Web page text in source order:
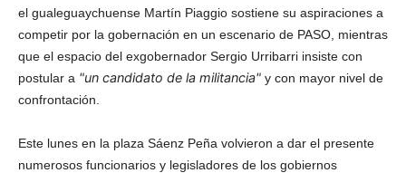
el gualeguaychuense Martín Piaggio sostiene su aspiraciones a
competir por la gobernación en un escenario de PASO, mientras
que el espacio del exgobernador Sergio Urribarri insiste con
postular a "un candidato de la militancia" y con mayor nivel de
confrontación.
Este lunes en la plaza Sáenz Peña volvieron a dar el presente
numerosos funcionarios y legisladores de los gobiernos